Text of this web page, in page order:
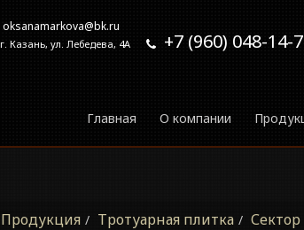
oksanamarkova@bk.ru
г. Казань, ул. Лебедева, 4А +7 (960) 048-14-
Главная О компании
Продукция Тротуарная плитка Сектор